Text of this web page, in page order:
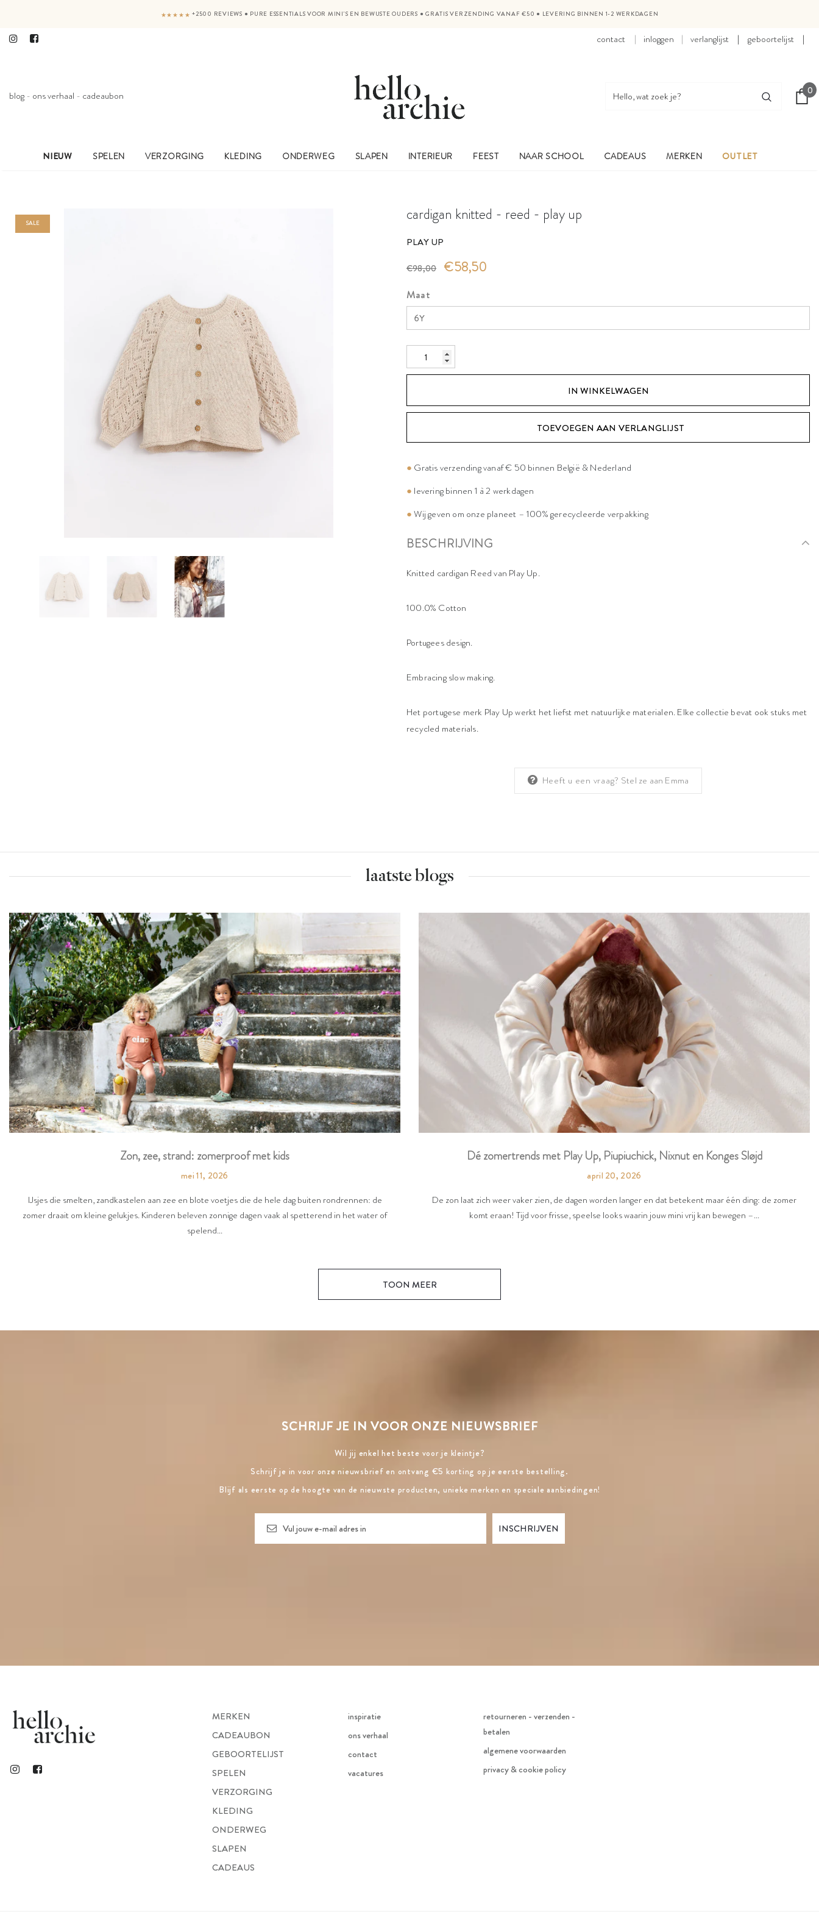
★★★★★ +2500 REVIEWS ● PURE ESSENTIALS VOOR MINI'S EN BEWUSTE OUDERS ●GRATIS VERZENDING VANAF €50 ● LEVERING BINNEN 1-2 WERKDAGEN
contact inloggen verlanglijst | geboortelijst |
blog - ons verhaal - cadeaubon 0
NIEUW SPELEN VERZORGING KLEDING ONDERWEG SLAPEN INTERIEUR FEEST NAAR SCHOOL CADEAUS MERKEN OUTLET
SALE cardigan knitted - reed - play up
PLAY UP
€98,00 €58,50
Maat
TOEVOEGEN AAN VERLANGLIJST
● Gratis verzending vanaf € 50 binnen België & Nederland
● levering binnen 1 à 2 werkdagen
●Wij geven om onze planeet – 100% gerecycleerde verpakking
BESCHRIJVING
Knitted cardigan Reed van Play Up.
100.0% Cotton
Portugees design.
Embracing slow making.
Het portugese merk Play Up werkt het liefst met natuurlijke materialen. Elke collectie bevat ook stuks met
recycled materials.
Heeft u een vraag? Stel ze aan Emma
laatste blogs
Zon, zee, strand: zomerproof met kids
mei 11, 2026
IJsjes die smelten, zandkastelen aan zee en blote voetjes die de hele dag buiten rondrennen: de
zomer draait om kleine gelukjes. Kinderen beleven zonnige dagen vaak al spetterend in het water of
spelend...
Dé zomertrends met Play Up, Piupiuchick, Nixnut en Konges Sløjd
april 20, 2026
De zon laat zich weer vaker zien, de dagen worden langer en dat betekent maar één ding: de zomer
komt eraan! Tijd voor frisse, speelse looks waarin jouw mini vrij kan bewegen –...
TOON MEER
SCHRIJF JE IN VOOR ONZE NIEUWSBRIEF
Wil jij enkel het beste voor je kleintje?
Schrijf je in voor onze nieuwsbrief en ontvang €5 korting op je eerste bestelling.
Blijf als eerste op de hoogte van de nieuwste producten, unieke merken en speciale aanbiedingen!
MERKEN
CADEAUBON
GEBOORTELIJST
SPELEN
VERZORGING
KLEDING
ONDERWEG
SLAPEN
CADEAUS
inspiratie
ons verhaal
contact
vacatures
retourneren - verzenden -
betalen
algemene voorwaarden
privacy & cookie policy